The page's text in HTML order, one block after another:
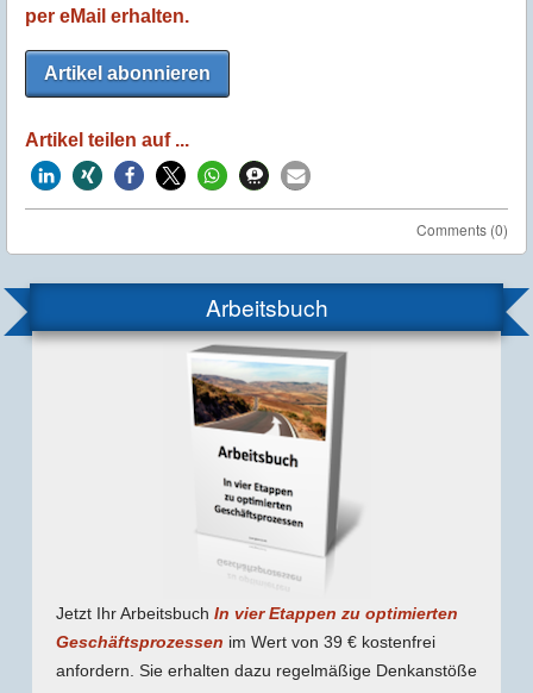
per eMail erhalten.
Artikel abonnieren
Artikel teilen auf ...
Comments (0)
Arbeitsbuch
Jetzt Ihr Arbeitsbuch In vier Etappen zu optimierten
Geschäfts­prozessen im Wert von 39 € kostenfrei
anfordern. Sie erhalten dazu regel­mäßige Denk­anstöße